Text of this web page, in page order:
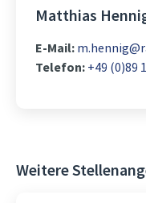
Matthias
E-Mail:
Telefon: +49 (0)89
Weitere